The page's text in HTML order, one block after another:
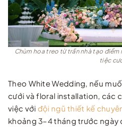
Chùm hoa treo từ trần nhà tạo
tiệc
Theo White Wedding, nếu
cưới và floral installation, các
việc với đội ngũ thiết kế
khoảng 3–4 tháng trước ngày